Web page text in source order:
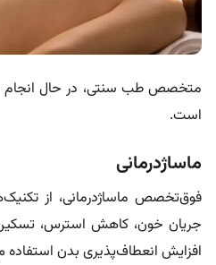
متخصص طب سنتی، در حال انجام
است.
ماساژدرمانی
فوق‌تخصص ماساژدرمانی، از
جریان خون، کاهش استرس،
افزایش انعطاف‌پذیری بدن استفاده